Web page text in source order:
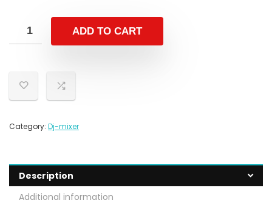
ADD TO CART
Category: Dj-mixer
Description
Additional information